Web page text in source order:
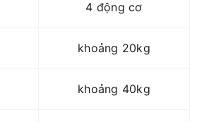
4 động cơ
khoảng 20kg
khoảng 40kg